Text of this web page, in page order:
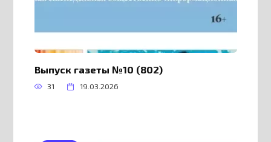
Выпуск газеты №10 (802)
31 19.03.2026